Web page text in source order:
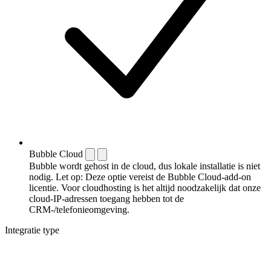
Bubble Cloud
Bubble wordt gehost in de cloud, dus lokale installatie is niet
nodig. Let op: Deze optie vereist de Bubble Cloud-add-on
licentie. Voor cloudhosting is het altijd noodzakelijk dat onze
cloud-IP-adressen toegang hebben tot de
CRM-/telefonieomgeving.
Integratie type